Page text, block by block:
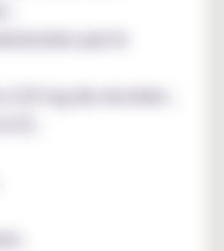
par le
20 mg de nicotine ;